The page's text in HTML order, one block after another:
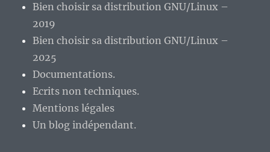
Bien choisir sa distribution GNU/Linux –
2019
Bien choisir sa distribution GNU/Linux –
2025
Documentations.
Ecrits non techniques.
Mentions légales
Un blog indépendant.